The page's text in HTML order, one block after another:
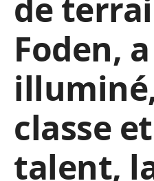
de
Foden, a
classe
talent,